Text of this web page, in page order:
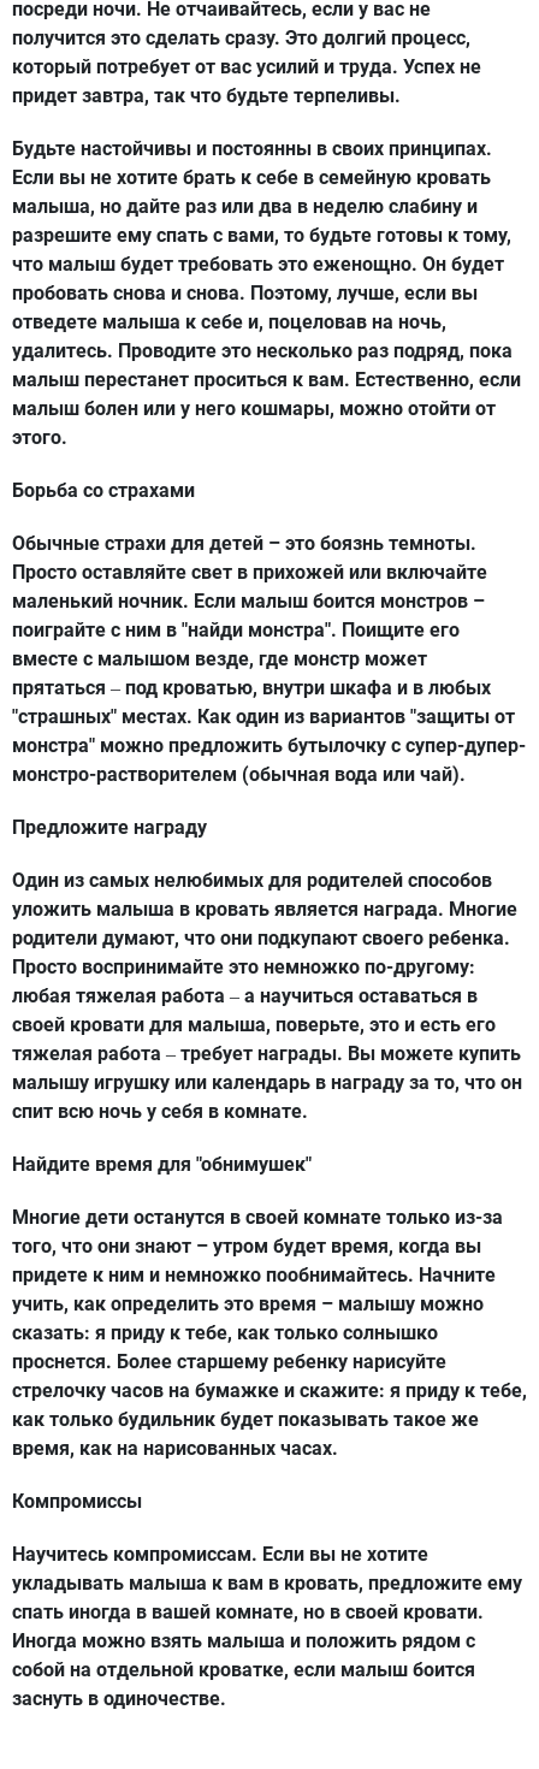
посреди ночи. Не отчаивайтесь, если у вас не
получится это сделать сразу. Это долгий процесс,
который потребует от вас усилий и труда. Успех не
придет завтра, так что будьте терпеливы.
Будьте настойчивы и постоянны в своих принципах.
Если вы не хотите брать к себе в семейную кровать
малыша, но дайте раз или два в неделю слабину и
разрешите ему спать с вами, то будьте готовы к тому,
что малыш будет требовать это еженощно. Он будет
пробовать снова и снова. Поэтому, лучше, если вы
отведете малыша к себе и, поцеловав на ночь,
удалитесь. Проводите это несколько раз подряд, пока
малыш перестанет проситься к вам. Естественно, если
малыш болен или у него кошмары, можно отойти от
этого.
Борьба со страхами
Обычные страхи для детей – это боязнь темноты.
Просто оставляйте свет в прихожей или включайте
маленький ночник. Если малыш боится монстров –
поиграйте с ним в "найди монстра". Поищите его
вместе с малышом везде, где монстр может
прятаться – под кроватью, внутри шкафа и в любых
"страшных" местах. Как один из вариантов "защиты от
монстра" можно предложить бутылочку с супер-дупер-
монстро-растворителем (обычная вода или чай).
Предложите награду
Один из самых нелюбимых для родителей способов
уложить малыша в кровать является награда. Многие
родители думают, что они подкупают своего ребенка.
Просто воспринимайте это немножко по-другому:
любая тяжелая работа – а научиться оставаться в
своей кровати для малыша, поверьте, это и есть его
тяжелая работа – требует награды. Вы можете купить
малышу игрушку или календарь в награду за то, что он
спит всю ночь у себя в комнате.
Найдите время для "обнимушек"
Многие дети останутся в своей комнате только из-за
того, что они знают – утром будет время, когда вы
придете к ним и немножко пообнимайтесь. Начните
учить, как определить это время – малышу можно
сказать: я приду к тебе, как только солнышко
проснется. Более старшему ребенку нарисуйте
стрелочку часов на бумажке и скажите: я приду к тебе,
как только будильник будет показывать такое же
время, как на нарисованных часах.
Компромиссы
Научитесь компромиссам. Если вы не хотите
укладывать малыша к вам в кровать, предложите ему
спать иногда в вашей комнате, но в своей кровати.
Иногда можно взять малыша и положить рядом с
собой на отдельной кроватке, если малыш боится
заснуть в одиночестве.